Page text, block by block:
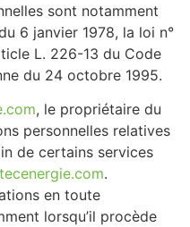
sont notamment
6 janvier 1978, la loi n°
L. 226-13 du Code
du 24 octobre 1995.
, le propriétaire du
personnelles relatives
de certains services
.
en toute
lorsqu’il procède